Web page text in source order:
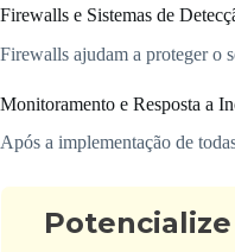
Firewalls e Sistemas de
Firewalls ajudam a proteger o
Monitoramento e Resposta a
Após a implementação de